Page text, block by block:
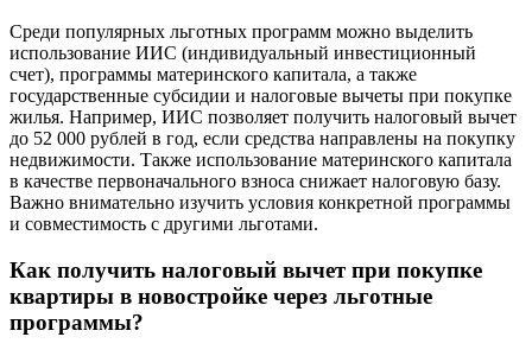
Среди популярных льготных программ можно выделить
использование ИИС (индивидуальный инвестиционный
счет), программы материнского капитала, а также
государственные субсидии и налоговые вычеты при покупке
жилья. Например, ИИС позволяет получить налоговый вычет
до 52 000 рублей в год, если средства направлены на покупку
недвижимости. Также использование материнского капитала
в качестве первоначального взноса снижает налоговую базу.
Важно внимательно изучить условия конкретной программы
и совместимость с другими льготами.
Как получить налоговый вычет при покупке
квартиры в новостройке через льготные
программы?